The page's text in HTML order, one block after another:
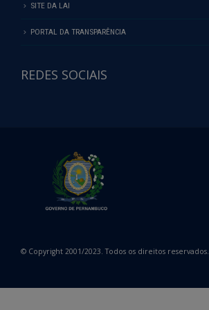
SITE DA LAI
PORTAL DA TRANSPARÊNCIA
REDES SOCIAIS
© Copyright 2001/2023. Todos os direitos reservados.